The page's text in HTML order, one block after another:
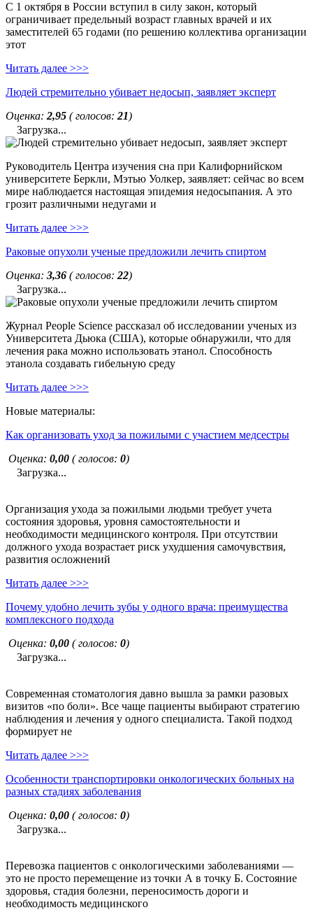
С 1 октября в России вступил в силу закон, который
ограничивает предельный возраст главных врачей и их
заместителей 65 годами (по решению коллектива организации
этот
Читать далее >>>
Людей стремительно убивает недосып, заявляет эксперт
Оценка: 2,95 ( голосов: 21)
Загрузка...
Руководитель Центра изучения сна при Калифорнийском
университете Беркли, Мэтью Уолкер, заявляет: сейчас во всем
мире наблюдается настоящая эпидемия недосыпания. А это
грозит различными недугами и
Читать далее >>>
Раковые опухоли ученые предложили лечить спиртом
Оценка: 3,36 ( голосов: 22)
Загрузка...
Журнал People Science рассказал об исследовании ученых из
Университета Дьюка (США), которые обнаружили, что для
лечения рака можно использовать этанол. Способность
этанола создавать гибельную среду
Читать далее >>>
Новые материалы:
Как организовать уход за пожилыми с участием медсестры
Оценка: 0,00 ( голосов: 0)
Загрузка...
Организация ухода за пожилыми людьми требует учета
состояния здоровья, уровня самостоятельности и
необходимости медицинского контроля. При отсутствии
должного ухода возрастает риск ухудшения самочувствия,
развития осложнений
Читать далее >>>
Почему удобно лечить зубы у одного врача: преимущества
комплексного подхода
Оценка: 0,00 ( голосов: 0)
Загрузка...
Современная стоматология давно вышла за рамки разовых
визитов «по боли». Все чаще пациенты выбирают стратегию
наблюдения и лечения у одного специалиста. Такой подход
формирует не
Читать далее >>>
Особенности транспортировки онкологических больных на
разных стадиях заболевания
Оценка: 0,00 ( голосов: 0)
Загрузка...
Перевозка пациентов с онкологическими заболеваниями —
это не просто перемещение из точки А в точку Б. Состояние
здоровья, стадия болезни, переносимость дороги и
необходимость медицинского